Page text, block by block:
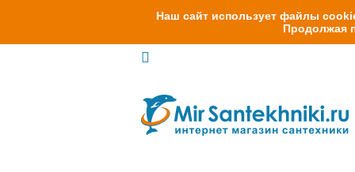
Наш сайт использует файлы
Продолжая